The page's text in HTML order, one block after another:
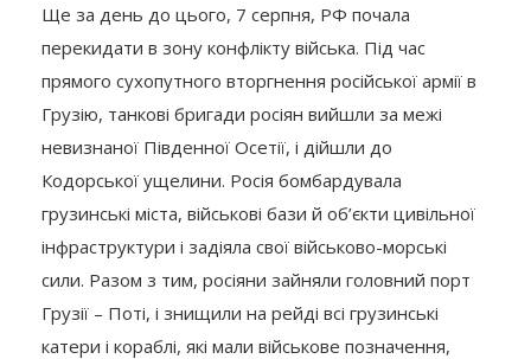
Ще за день до цього, 7 серпня, РФ почала
перекидати в зону конфлікту війська. Під час
прямого сухопутного вторгнення російської армії в
Грузію, танкові бригади росіян вийшли за межі
невизнаної Південної Осетії, і дійшли до
Кодорської ущелини. Росія бомбардувала
грузинські міста, військові бази й об’єкти цивільної
інфраструктури і задіяла свої військово-морські
сили. Разом з тим, росіяни зайняли головний порт
Грузії – Поті, і знищили на рейді всі грузинські
катери і кораблі, які мали військове позначення,